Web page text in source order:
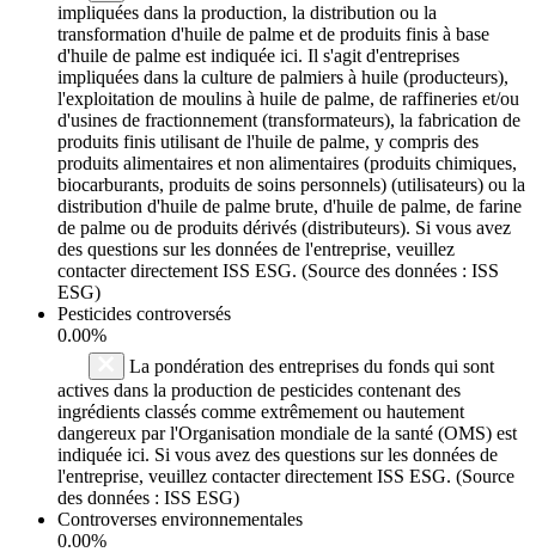
impliquées dans la production, la distribution ou la
transformation d'huile de palme et de produits finis à base
d'huile de palme est indiquée ici. Il s'agit d'entreprises
impliquées dans la culture de palmiers à huile (producteurs),
l'exploitation de moulins à huile de palme, de raffineries et/ou
d'usines de fractionnement (transformateurs), la fabrication de
produits finis utilisant de l'huile de palme, y compris des
produits alimentaires et non alimentaires (produits chimiques,
biocarburants, produits de soins personnels) (utilisateurs) ou la
distribution d'huile de palme brute, d'huile de palme, de farine
de palme ou de produits dérivés (distributeurs). Si vous avez
des questions sur les données de l'entreprise, veuillez
contacter directement ISS ESG. (Source des données : ISS
ESG)
Pesticides controversés
0.00%
La pondération des entreprises du fonds qui sont
actives dans la production de pesticides contenant des
ingrédients classés comme extrêmement ou hautement
dangereux par l'Organisation mondiale de la santé (OMS) est
indiquée ici. Si vous avez des questions sur les données de
l'entreprise, veuillez contacter directement ISS ESG. (Source
des données : ISS ESG)
Controverses environnementales
0.00%